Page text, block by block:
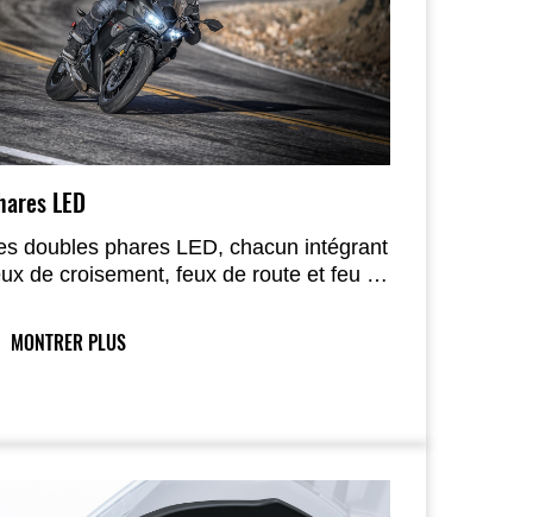
LED
doubles phares LED, chacun intégrant
de croisement, feux de route et feu de
MONTRER PLUS